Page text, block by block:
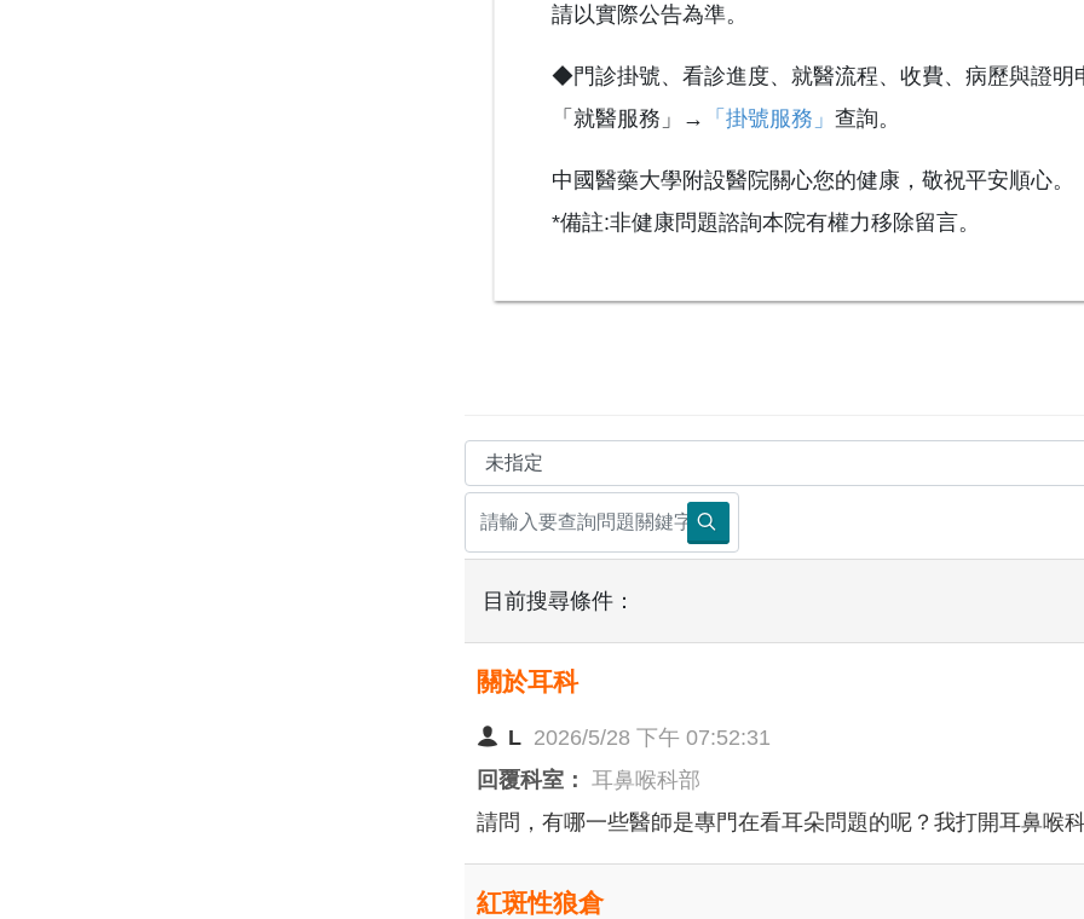
請以實際公告為準。
◆門診掛號、看診進度、就醫流程、收費、病歷與證明
「就醫服務」→
「掛號服務」 查詢。
中國醫藥大學附設醫院關心您的健康，敬祝平安順心。
*備註:非健康問題諮詢本院有權力移除留言。
目前搜尋條件：
關於耳科
L 2026/5/28 下午 07:52:31
回覆科室： 耳鼻喉科部
請問，有哪一些醫師是專門在看耳朵問題的呢？我打開耳鼻
紅斑性狼倉